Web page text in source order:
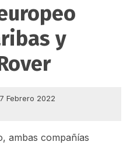
y
Febrero 2022
ambas compañías